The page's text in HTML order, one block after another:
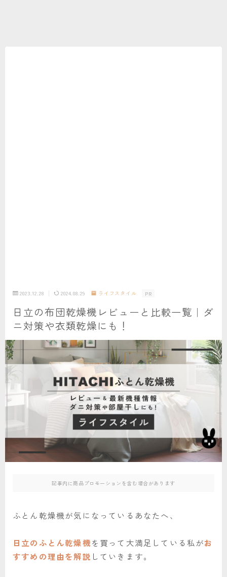
2023.12.28 2024.08.29 ライフスタイル PR
日立の布団乾燥機レビューと比較一覧｜ダ
ニ対策や衣類乾燥にも！
記事内に商品プロモーションを含む場合があります
ふとん乾燥機が気になっているあなたへ、
日立のふとん乾燥機を買って大満足している私がお
すすめの理由を解説 していきます。